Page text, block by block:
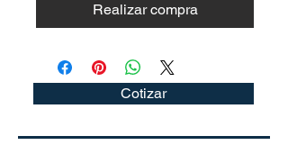
Realizar compra
Cotizar